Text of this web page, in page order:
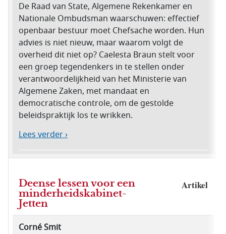
De Raad van State, Algemene Rekenkamer en
Nationale Ombudsman waarschuwen: effectief
openbaar bestuur moet Chefsache worden. Hun
advies is niet nieuw, maar waarom volgt de
overheid dit niet op? Caelesta Braun stelt voor
een groep tegendenkers in te stellen onder
verantwoordelijkheid van het Ministerie van
Algemene Zaken, met mandaat en
democratische controle, om de gestolde
beleidspraktijk los te wrikken.
Lees verder ›
Deense lessen voor een
minderheidskabinet-
Jetten
Artikel
Corné Smit